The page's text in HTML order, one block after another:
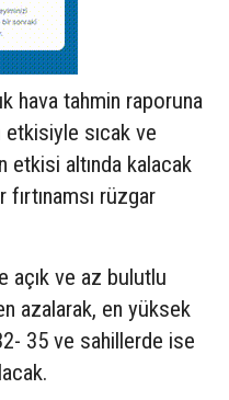
hava tahmin raporuna
sıcak ve
etkisi altında kalacak
rüzgar
açık ve az bulutlu
azalarak, en yüksek
35 ve sahillerde ise